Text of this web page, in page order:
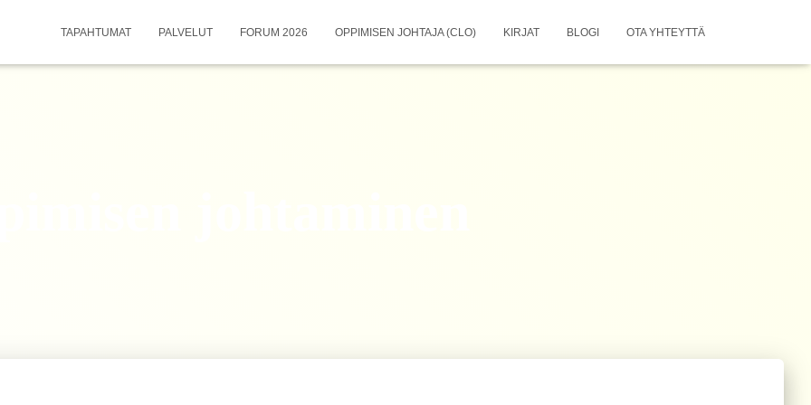
TAPAHTUMAT PALVELUT FORUM 2026 OPPIMISEN JOHTAJA (CLO) KIRJAT BLOGI OTA YHTEYTTÄ